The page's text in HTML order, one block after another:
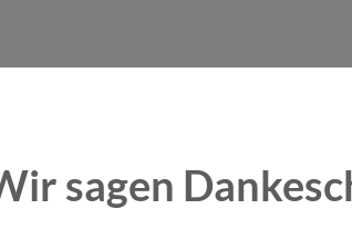
sagen